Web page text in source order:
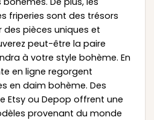
friperies sont des trésors
pièces uniques et
peut-être la paire
à votre style bohème. En
en ligne regorgent
en daim bohème. Des
Etsy ou Depop offrent une
provenant du monde